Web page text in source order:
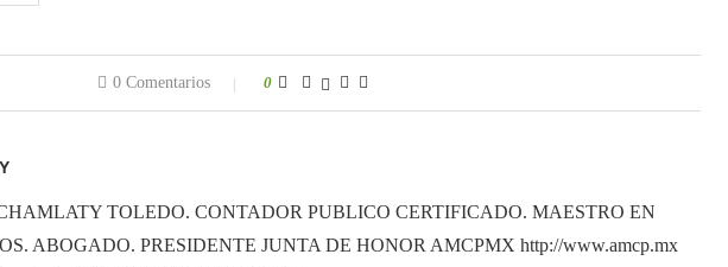
0 Comentarios 0
TOLEDO. CONTADOR PUBLICO CERTIFICADO. MAESTRO EN
ABOGADO. PRESIDENTE JUNTA DE HONOR AMCPMX http://www.amcp.mx